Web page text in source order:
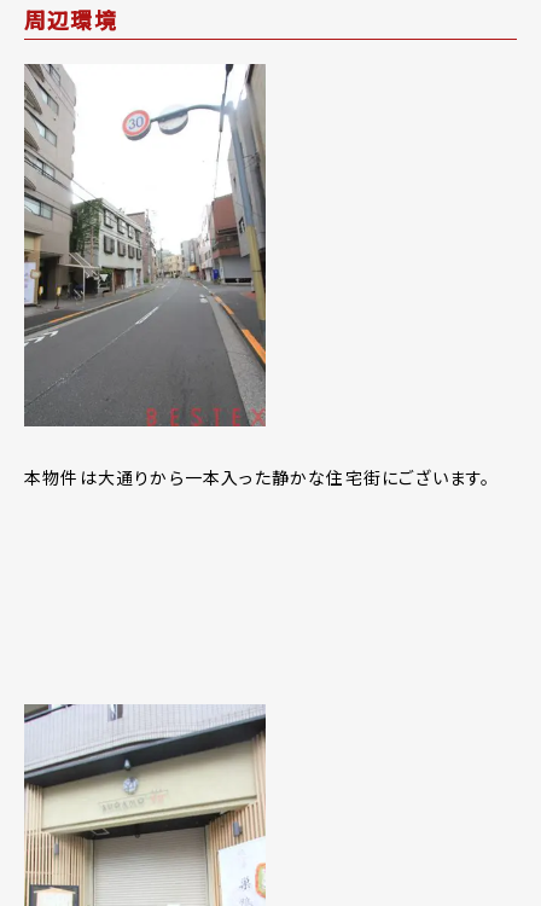
周辺環境
本物件は大通りから一本入った静かな住宅街にございます。